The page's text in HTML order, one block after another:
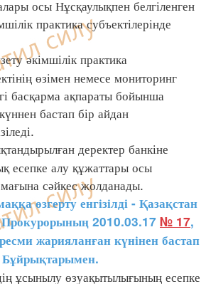
осы Нұсқаулықпен белгіленген
практика субъектілерінде
әкімшілік практика
өзімен немесе мониторинг
басқарма ақпараты бойынша
бастап бір айдан
деректер банкіне
есепке алу құжаттары осы
сәйкес жолданады.
өзгерту енгізілді - Қазақстан
Прокурорының 2010.03.17 № 17,
ресми жарияланған күнінен бастап
Бұйрықтарымен.
ұсынылу өзуақытылығының есепке